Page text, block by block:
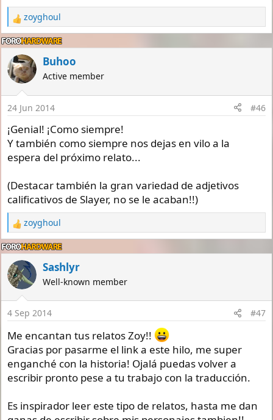
R
e
a
c
t
i
n
s
:
zoyghoul
Buhoo
Active member
24 Jun 2014 #46
¡Genial! ¡Como siempre!
Y también como siempre nos dejas en vilo a la
espera del próximo relato...
(Destacar también la gran variedad de adjetivos
calificativos de Slayer, no se le acaban!!)
R
e
a
c
t
i
n
s
:
zoyghoul
Sashlyr
Well-known member
4 Sep 2014 #47
Me encantan tus relatos Zoy!!
Gracias por pasarme el link a este hilo, me super
enganché con la historia! Ojalá puedas volver a
escribir pronto pese a tu trabajo con la traducción.
Es inspirador leer este tipo de relatos, hasta me dan